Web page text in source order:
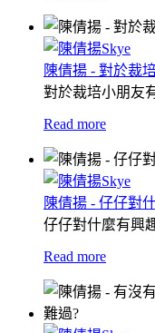
陳倩揚 - 對於裁
對於裁培小朋友
Read more
陳倩揚 - 仔仔對
仔仔對什麼有興
Read more